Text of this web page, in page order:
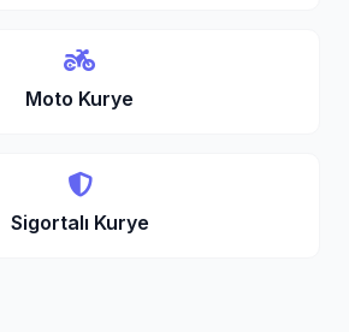
Moto Kurye
Sigortalı Kurye